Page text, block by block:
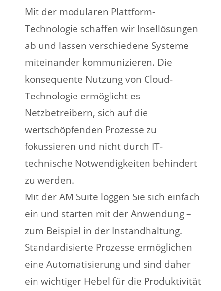
Mit der modularen Plattform-
Technologie schaffen wir Insellösungen
ab und lassen verschiedene Systeme
miteinander kommunizieren. Die
konsequente Nutzung von Cloud-
Technologie ermöglicht es
Netzbetreibern, sich auf die
wertschöpfenden Prozesse zu
fokussieren und nicht durch IT-
technische Notwendigkeiten behindert
zu werden.
Mit der AM Suite loggen Sie sich einfach
ein und starten mit der Anwendung –
zum Beispiel in der Instandhaltung.
Standardisierte Prozesse ermöglichen
eine Automatisierung und sind daher
ein wichtiger Hebel für die Produktivität